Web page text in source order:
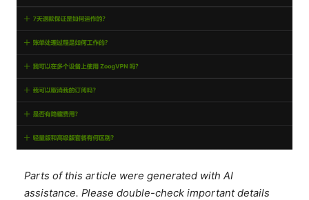
Parts of this article were generated with AI
assistance. Please double-check important details